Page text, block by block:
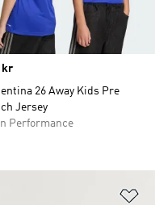
kr
26 Away Kids Pre
Jersey
Performance